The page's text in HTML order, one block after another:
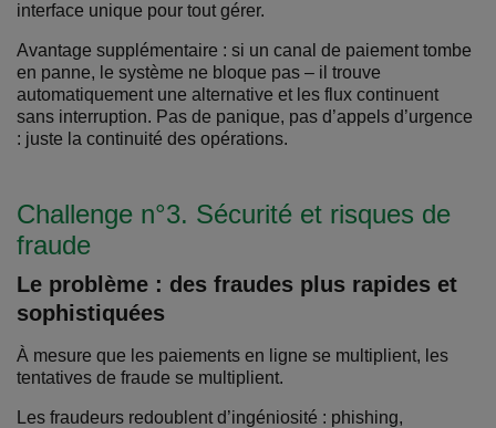
interface unique pour tout gérer.
Avantage supplémentaire : si un canal de paiement tombe
en panne, le système ne bloque pas – il trouve
automatiquement une alternative et les flux continuent
sans interruption. Pas de panique, pas d’appels d’urgence
: juste la continuité des opérations.
Challenge n°3. Sécurité et risques de
fraude
Le problème : des fraudes plus rapides et
sophistiquées
À mesure que les paiements en ligne se multiplient, les
tentatives de fraude se multiplient.
Les fraudeurs redoublent d’ingéniosité : phishing,